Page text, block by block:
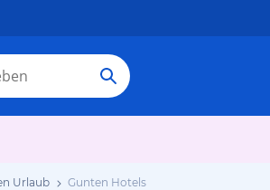
Urlaub Gunten Hotels